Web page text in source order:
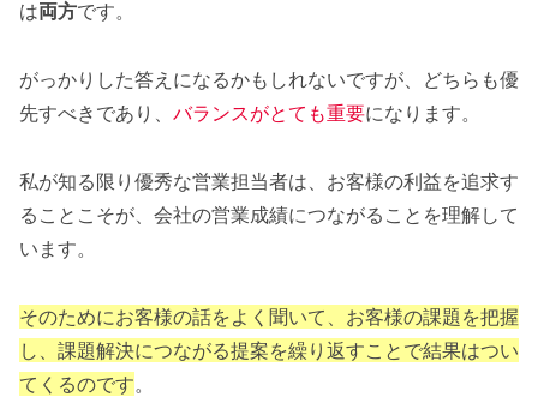
は両方です。
がっかりした答えになるかもしれないですが、どちらも優
先すべきであり、 バランスがとても重要になります。
私が知る限り優秀な営業担当者は、お客様の利益を追求す
ることこそが、会社の営業成績につながることを理解して
います。
そのためにお客様の話をよく聞いて、お客様の課題を把握
し、課題解決につながる提案を繰り返すことで結果はつい
てくるのです。